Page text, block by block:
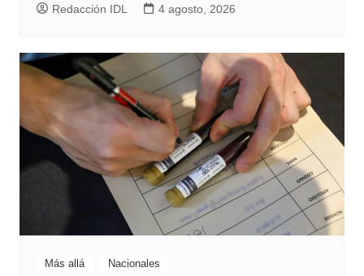
Redacción IDL 4 agosto, 2026
Más allá Nacionales